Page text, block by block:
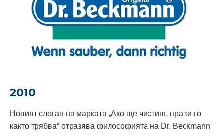
2010
Новият слоган на марката „Ако ще чистиш, прави го
както трябва“ отразява философията на Dr. Beckmann